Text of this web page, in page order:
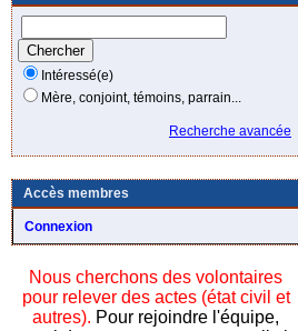
Intéressé(e)
Mère, conjoint, témoins, parrain...
Recherche avancée
Accès membres
Connexion
Nous cherchons des volontaires
pour relever des actes (état civil et
autres). Pour rejoindre l'équipe,